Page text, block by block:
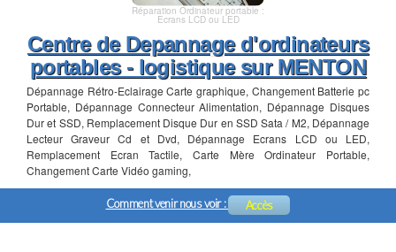
Réparation Ordinateur portable :
Ecrans LCD ou LED
Centre de Depannage d'ordinateurs
portables - logistique sur MENTON
Dépannage Rétro-Eclairage Carte graphique, Changement Batterie pc
Portable, Dépannage Connecteur Alimentation, Dépannage Disques
Dur et SSD, Remplacement Disque Dur en SSD Sata / M2, Dépannage
Lecteur Graveur Cd et Dvd, Dépannage Ecrans LCD ou LED,
Remplacement Ecran Tactile, Carte Mère Ordinateur Portable,
Changement Carte Vidéo gaming,
Comment venir nous voir : Accès